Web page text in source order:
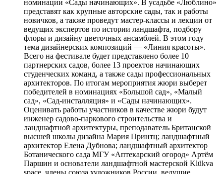
номинации «Сады начинающих». В усадьбе «Люблино»
представят как крупные авторские сады, так и работы
новичков, а также проведут мастер-классы и лекции от
ведущих экспертов по истории ландшафта, подбору
флоры и дизайну цветочных ансамблей. В этом году
тема дизайнерских композиций — «Линия красоты».
Всего на фестивале будет представлено более 10
партнерских садов, более 13 проектов начинающих
студенческих команд, а также сады профессиональных
архитекторов. По итогам мероприятия жюри выберет
победителей в номинациях «Большой сад», «Малый
сад», «Сад-инсталляция» и «Сады начинающих».
Оценивать работы участников в качестве жюри будут
инженер садово-паркового строительства и
ландшафтной архитектуры, преподаватель Британской
высшей школы дизайна Мария Принтц; ландшафтный
архитектор Елена Дубнова; ландшафтный архитектор
Ботанического сада МГУ «Аптекарский огород» Артём
Паршин и основатели ландшафтной мастерской Klükva